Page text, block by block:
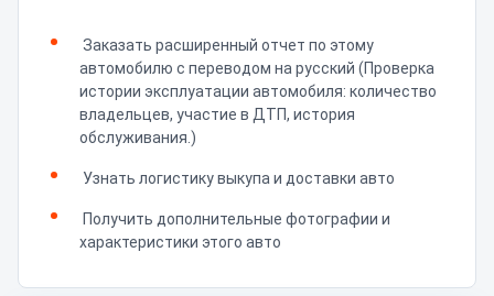
Заказать расширенный отчет по этому
автомобилю с переводом на русский (Проверка
истории эксплуатации автомобиля: количество
владельцев, участие в ДТП, история
обслуживания.)
Узнать логистику выкупа и доставки авто
Получить дополнительные фотографии и
характеристики этого авто